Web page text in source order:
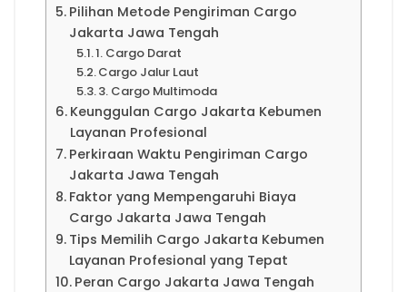
Pilihan Metode Pengiriman Cargo
Jakarta Jawa Tengah
1. Cargo Darat
Cargo Jalur Laut
3. Cargo Multimoda
Keunggulan Cargo Jakarta Kebumen
Layanan Profesional
Perkiraan Waktu Pengiriman Cargo
Jakarta Jawa Tengah
Faktor yang Mempengaruhi Biaya
Cargo Jakarta Jawa Tengah
Tips Memilih Cargo Jakarta Kebumen
Layanan Profesional yang Tepat
Peran Cargo Jakarta Jawa Tengah